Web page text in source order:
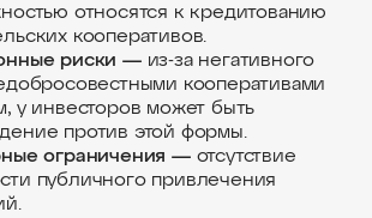
относятся к кредитованию
кооперативов.
риски —из-за негативного
кооперативами
у инвесторов может быть
против этой формы.
ограничения —отсутствие
публичного привлечения